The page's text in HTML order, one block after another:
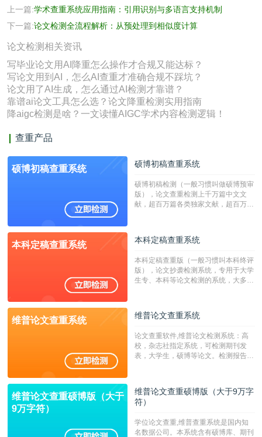
上一篇:学术查重系统应用指南：引用识别与多语言支持机制​​
下一篇:论文检测全流程解析：从预处理到相似度计算
论文检测相关资讯
写毕业论文用AI降重怎么操作才合规又能达标？
写论文用到AI，怎么AI查重才准确合规不踩坑？
论文用了AI生成，怎么通过AI检测才靠谱？
靠谱ai论文工具怎么选？论文降重检测实用指南
降aigc检测是啥？一文读懂AIGC学术内容检测逻辑！
查重产品
硕博初稿查重系统 硕博初稿查重系统
硕博初稿检测（一般习惯叫做硕博预审
版），论文查重检测上千万篇中文文
献，超百万篇各类独家文献，超百万港
校用来检测硕博论文的系统，检测范围
广，数据来源真实，检测算法合理!本
字符数30万）
本科定稿查重系统 本科定稿查重系统
本科定稿查重版（一般习惯叫本科终评
版），论文抄袭检测系统，专用于大学
生专、本科等论文检测的系统，大多数
维普论文查重系统 维普论文查重系统
论文查重软件,维普论文检测系统：高
校，杂志社指定系统，可检测期刊发
表，大学生，硕博等论文。检测报告支
维普论文查重硕博版（大于
9万字符）
维普论文查重硕博版（大于9万字
符）
学位论文查重,维普查重系统是国内知
名数据公司。本系统含有硕博库、期刊